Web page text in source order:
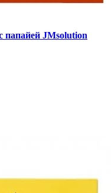
JMsolution